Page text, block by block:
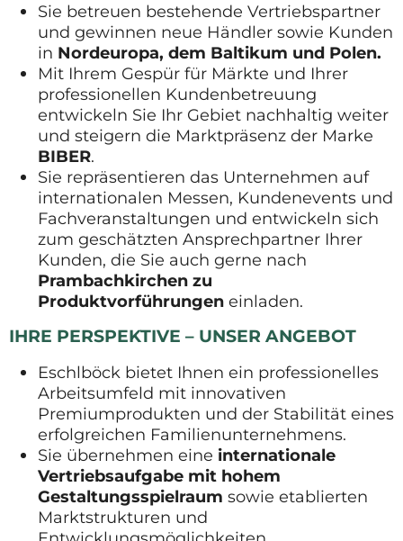
Sie betreuen bestehende Vertriebspartner
und gewinnen neue Händler sowie Kunden
in Nordeuropa, dem Baltikum und Polen.
Mit Ihrem Gespür für Märkte und Ihrer
professionellen Kundenbetreuung
entwickeln Sie Ihr Gebiet nachhaltig weiter
und steigern die Marktpräsenz der Marke
BIBER.
Sie repräsentieren das Unternehmen auf
internationalen Messen, Kundenevents und
Fachveranstaltungen und entwickeln sich
zum geschätzten Ansprechpartner Ihrer
Kunden, die Sie auch gerne nach
Prambachkirchen zu
Produktvorführungen einladen.
IHRE PERSPEKTIVE – UNSER ANGEBOT
Eschlböck bietet Ihnen ein professionelles
Arbeitsumfeld mit innovativen
Premiumprodukten und der Stabilität eines
erfolgreichen Familienunternehmens.
Sie übernehmen eine internationale
Vertriebsaufgabe mit hohem
Gestaltungsspielraum sowie etablierten
Marktstrukturen und